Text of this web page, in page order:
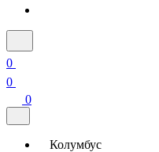
0
0
0
Колумбус